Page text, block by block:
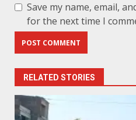
Save my name, email,
for the next time I
RELATED STORIES